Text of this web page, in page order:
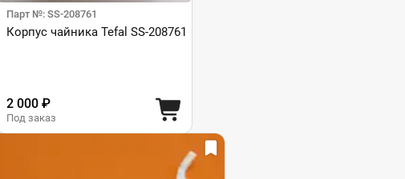
Парт №: SS-208761
Корпус чайника Tefal SS-208761
2 000 ₽
Под заказ